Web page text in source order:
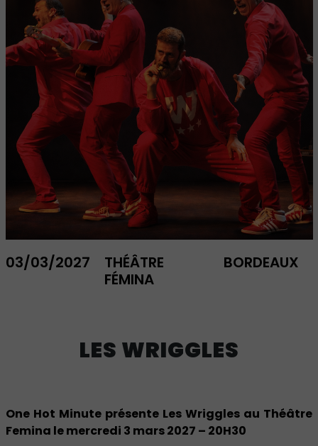
03/03/2027
THÉÂTRE
FÉMINA
BORDEAUX
LES WRIGGLES
One Hot Minute présente Les Wriggles au Théâtre
Femina le mercredi 3 mars 2027 – 20H30